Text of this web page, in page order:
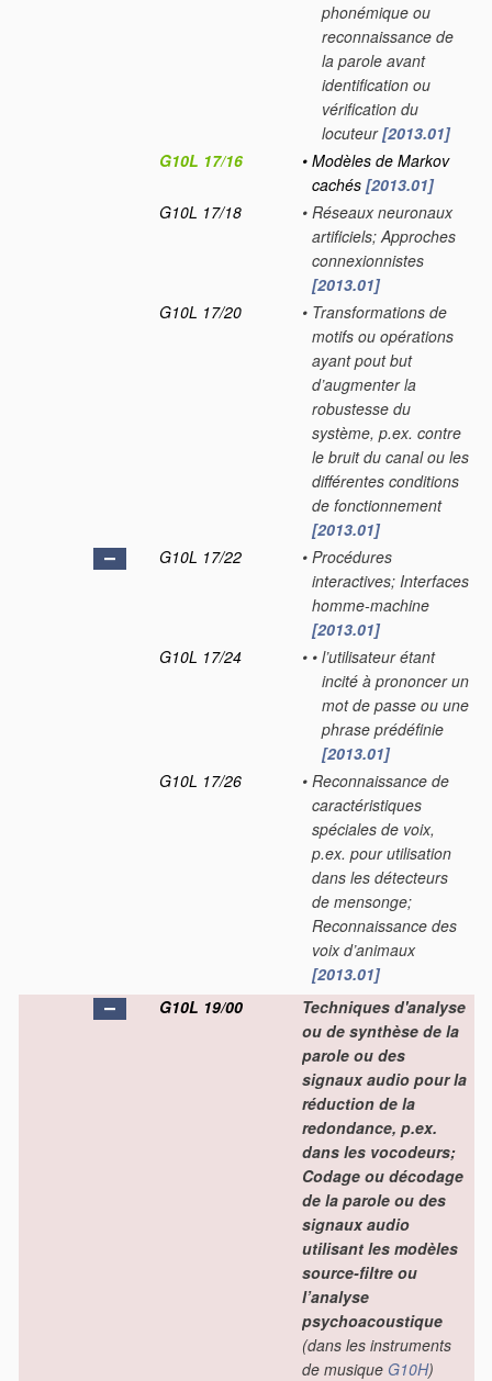
phonémique ou
reconnaissance de
la parole avant
identification ou
vérification du
locuteur[2013.01]
G10L 17/16
• Modèles de Markov
cachés [2013.01]
G10L 17/18
• Réseaux neuronaux
artificiels; Approches
connexionnistes
[2013.01]
G10L 17/20
• Transformations de
motifs ou opérations
ayant pout but
d’augmenter la
robustesse du
système, p.ex. contre
le bruit du canal ou les
différentes conditions
de fonctionnement
[2013.01]
G10L 17/22
• Procédures
interactives; Interfaces
homme-machine
[2013.01]
G10L 17/24
• • l’utilisateur étant
incité à prononcer un
mot de passe ou une
phrase prédéfinie
[2013.01]
G10L 17/26
• Reconnaissance de
caractéristiques
spéciales de voix,
p.ex. pour utilisation
dans les détecteurs
de mensonge;
Reconnaissance des
voix d’animaux
[2013.01]
G10L 19/00
Techniques d'analyse
ou de synthèse de la
parole ou des
signaux audio pour la
réduction de la
redondance, p.ex.
dans les vocodeurs;
Codage ou décodage
de la parole ou des
signaux audio
utilisant les modèles
source-filtre ou
l’analyse
psychoacoustique
(dans les instruments
de musique G10H)